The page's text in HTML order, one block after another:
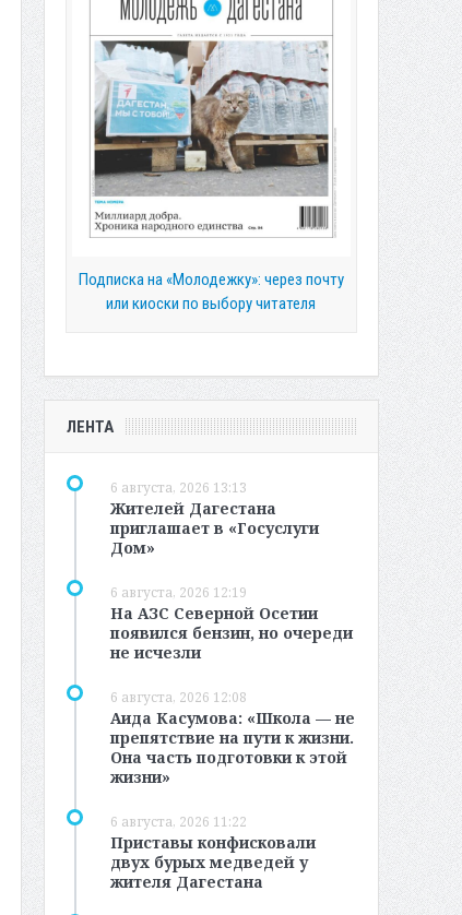
Подписка на «Молодежку»: через почту
или киоски по выбору читателя
ЛЕНТА
6 августа, 2026 13:13
Жителей Дагестана
приглашает в «Госуслуги
Дом»
6 августа, 2026 12:19
На АЗС Северной Осетии
появился бензин, но очереди
не исчезли
6 августа, 2026 12:08
Аида Касумова: «Школа — не
препятствие на пути к жизни.
Она часть подготовки к этой
жизни»
6 августа, 2026 11:22
Приставы конфисковали
двух бурых медведей у
жителя Дагестана